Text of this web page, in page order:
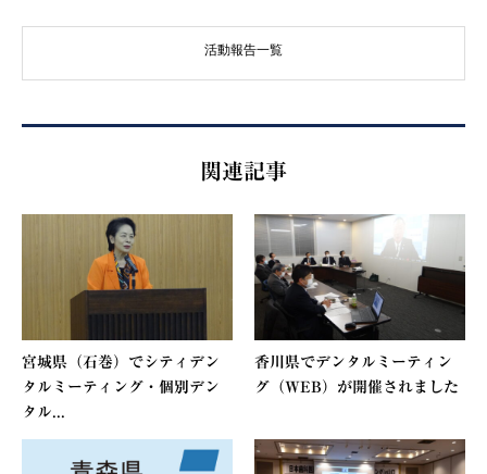
活動報告一覧
関連記事
宮城県（石巻）でシティデン
タルミーティング・個別デン
タル...
香川県でデンタルミーティン
グ（WEB）が開催されました